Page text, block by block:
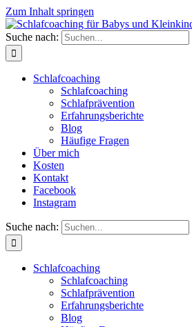
Zum Inhalt springen
Suche nach:
Schlafcoaching
Schlafcoaching
Schlafprävention
Erfahrungsberichte
Blog
Häufige Fragen
Über mich
Kosten
Kontakt
Facebook
Instagram
Suche nach:
Schlafcoaching
Schlafcoaching
Schlafprävention
Erfahrungsberichte
Blog